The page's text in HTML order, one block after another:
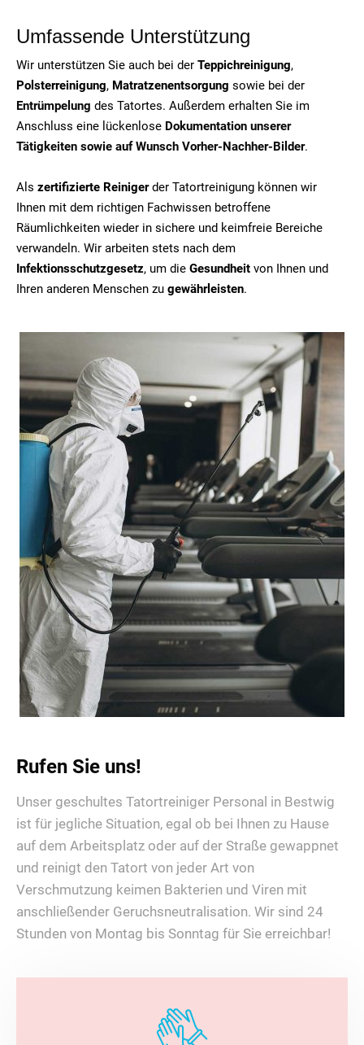
Umfassende Unterstützung
Wir unterstützen Sie auch bei der Teppichreinigung,
Polsterreinigung, Matratzenentsorgung sowie bei der
Entrümpelung des Tatortes. Außerdem erhalten Sie im
Anschluss eine lückenlose Dokumentation unserer
Tätigkeiten sowie auf Wunsch Vorher-Nachher-Bilder.
Als zertifizierte Reinigerder Tatortreinigung können wir
Ihnen mit dem richtigen Fachwissen betroffene
Räumlichkeiten wieder in sichere und keimfreie Bereiche
verwandeln. Wir arbeiten stets nach dem
Infektionsschutzgesetz, um die Gesundheit von Ihnen und
Ihren anderen Menschen zu gewährleisten.
Rufen Sie uns!
Unser geschultes Tatortreiniger Personal in Bestwig
ist für jegliche Situation, egal ob bei Ihnen zu Hause
auf dem Arbeitsplatz oder auf der Straße gewappnet
und reinigt den Tatort von jeder Art von
Verschmutzung keimen Bakterien und Viren mit
anschließender Geruchsneutralisation. Wir sind 24
Stunden von Montag bis Sonntag für Sie erreichbar!